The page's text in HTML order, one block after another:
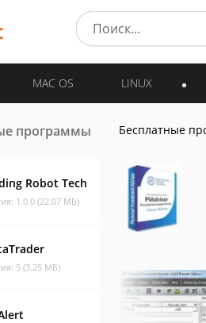
MAC OS LINUX
программы
Robot Tech
1.0.0 (22.07 МБ)
5 (3.25 МБ)
Бесплатные